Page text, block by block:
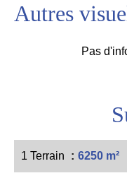
Autres
Pas
1 Terrain 6250 m²